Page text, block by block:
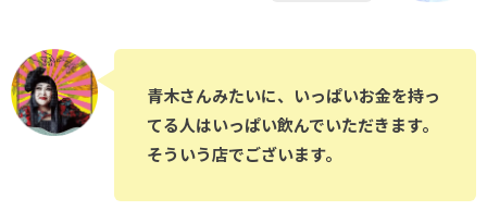
青木さんみたいに、いっぱいお金を持っ
てる人はいっぱい飲んでいただきます。
そういう店でございます。